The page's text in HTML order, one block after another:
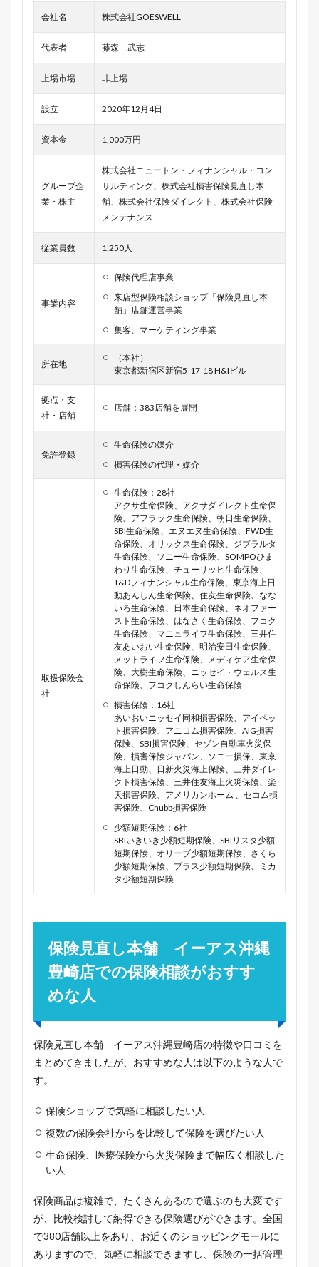
会社名 株式会社GOESWELL
代表者 藤森 武志
上場市場 非上場
設立 2020年12月4日
資本金 1,000万円
グループ企
業・株主
株式会社ニュートン・フィナンシャル・コン
サルティング、株式会社損害保険見直し本
舗、株式会社保険ダイレクト、株式会社保険
メンテナンス
従業員数 1,250人
事業内容
保険代理店事業
来店型保険相談ショップ「保険見直し本
舗」店舗運営事業
集客、マーケティング事業
所在地
（本社）
東京都新宿区新宿5-17-18 H&Iビル
拠点・支
社・店舗
店舗：383店舗を展開
免許登録
生命保険の媒介
損害保険の代理・媒介
取扱保険会
社
生命保険：28社
アクサ生命保険、アクサダイレクト生命保
険、アフラック生命保険、朝日生命保険、
SBI生命保険、エヌエヌ生命保険、FWD生
命保険、オリックス生命保険、ジブラルタ
生命保険、ソニー生命保険、SOMPOひま
わり生命保険、チューリッヒ生命保険、
T&Dフィナンシャル生命保険、東京海上日
動あんしん生命保険、住友生命保険、なな
いろ生命保険、日本生命保険、ネオファー
スト生命保険、はなさく生命保険、フコク
生命保険、マニュライフ生命保険、三井住
友あいおい生命保険、明治安田生命保険、
メットライフ生命保険、メディケア生命保
険、大樹生命保険、ニッセイ・ウェルス生
命保険、フコクしんらい生命保険
損害保険：16社
あいおいニッセイ同和損害保険、アイペッ
ト損害保険、アニコム損害保険、AIG損害
保険、SBI損害保険、セゾン自動車火災保
険、損害保険ジャパン、ソニー損保、東京
海上日動、日新火災海上保険、三井ダイレ
クト損害保険、三井住友海上火災保険、楽
天損害保険、アメリカンホーム 、セコム損
害保険、Chubb損害保険
少額短期保険：6社
SBIいきいき少額短期保険、SBIリスタ少額
短期保険、オリーブ少額短期保険、さくら
少額短期保険、プラス少額短期保険、ミカ
タ少額短期保険
保険見直し本舗 イーアス沖縄
豊崎店での保険相談がおすす
めな人
保険見直し本舗 イーアス沖縄豊崎店の特徴や口コミを
まとめてきましたが、おすすめな人は以下のような人で
す。
保険ショップで気軽に相談したい人
複数の保険会社からを比較して保険を選びたい人
生命保険、医療保険から火災保険まで幅広く相談した
い人
保険商品は複雑で、たくさんあるので選ぶのも大変です
が、比較検討して納得できる保険選びができます。全国
で380店舗以上をあり、お近くのショッピングモールに
ありますので、気軽に相談できますし、保険の一括管理